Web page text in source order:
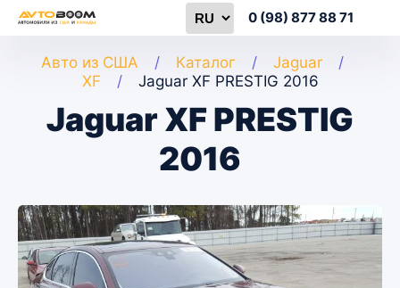
0 (98) 877 88 71
Авто из США Каталог
Jaguar
XF
Jaguar XF PRESTIG 2016
Jaguar XF PRESTIG
2016